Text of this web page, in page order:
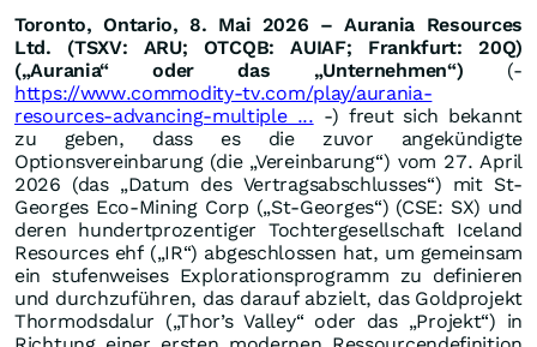
Toronto, Ontario, 8. Mai 2026 – Aurania Resources
Ltd. (TSXV: ARU; OTCQB: AUIAF; Frankfurt: 20Q)
(„Aurania“ oder das „Unternehmen“)
(-
https://www.commodity-tv.com/play/aurania-
resources-advancing-multiple ... -) freut sich bekannt
zu geben, dass es die zuvor angekündigte
Optionsvereinbarung (die „Vereinbarung“) vom 27. April
2026 (das „Datum des Vertragsabschlusses“) mit St-
Georges Eco-Mining Corp („St-Georges“) (CSE: SX) und
deren hundertprozentiger Tochtergesellschaft Iceland
Resources ehf („IR“) abgeschlossen hat, um gemeinsam
ein stufenweises Explorationsprogramm zu definieren
und durchzuführen, das darauf abzielt, das Goldprojekt
Thormodsdalur („Thor’s Valley“ oder das „Projekt“) in